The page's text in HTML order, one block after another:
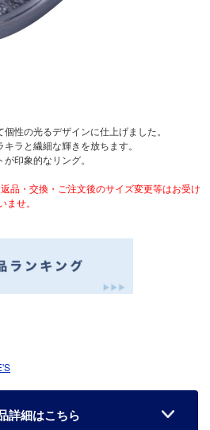
性の光るデザインに仕上げました。
ラと繊細な輝きを放ちます。
印象的なリング。
品・交換・ご注文後のサイズ変更等はお受け
せ。
詳細はこちら